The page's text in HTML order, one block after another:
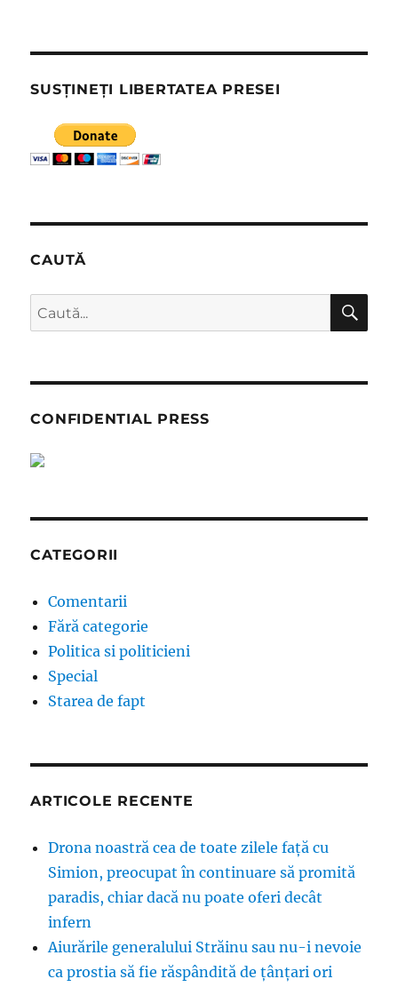
se
vorbească
oficial
şi
la
SUSȚINEȚI LIBERTATEA PRESEI
CAUTĂ
Caută
după:
CONFIDENTIAL PRESS
CATEGORII
Comentarii
Fără categorie
Politica si politicieni
Special
Starea de fapt
ARTICOLE RECENTE
Drona noastră cea de toate zilele față cu
Simion, preocupat în continuare să promită
paradis, chiar dacă nu poate oferi decât
infern
Aiurările generalului Străinu sau nu-i nevoie
ca prostia să fie răspândită de țânțari ori